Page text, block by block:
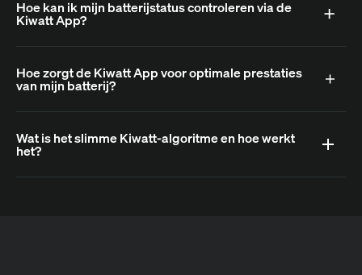
Hoe kan ik mijn batterijstatus controleren via de
Kiwatt App?
Hoe zorgt de Kiwatt App voor optimale prestaties
van mijn batterij?
Wat is het slimme Kiwatt-algoritme en hoe werkt
het?